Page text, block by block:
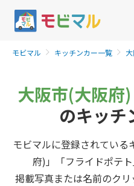
モビマル キッチンカー一覧
大阪市(大阪府
のキッチ
モビマルに登録されてい
府)」「フライドポテ
掲載写真または名前のク